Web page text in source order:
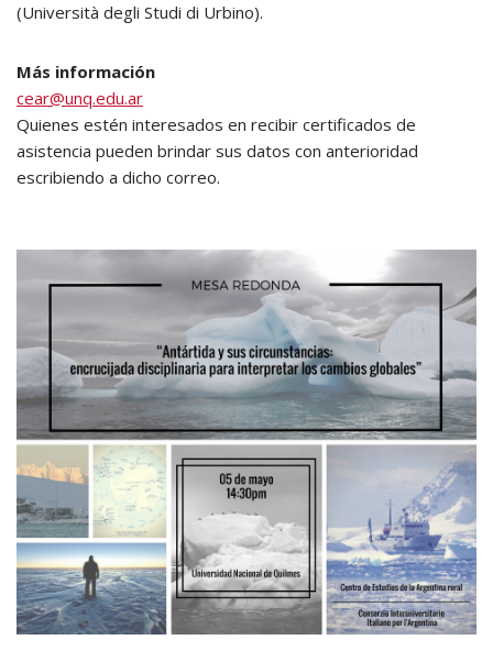
(Università degli Studi di Urbino).
Más información
cear@unq.edu.ar
Quienes estén interesados en recibir certificados de
asistencia pueden brindar sus datos con anterioridad
escribiendo a dicho correo.